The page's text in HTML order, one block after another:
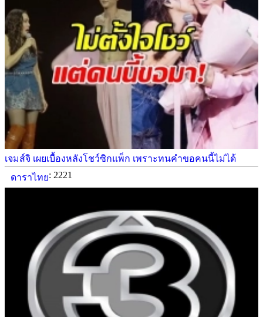
เจมส์จิ เผยเบื้องหลังโชว์ซิกแพ็ก เพราะทนคำขอคนนี้ไม่ได้
ดาราไทย: 2221